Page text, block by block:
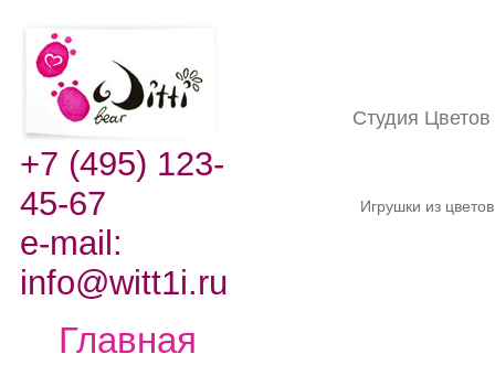
+7 (495) 123-
45-67
e-mail:
info@witt1i.ru
Студия Цветов
Игрушки из
Главная